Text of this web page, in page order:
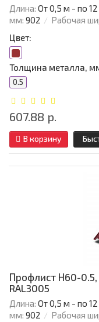
Длина: От 0,5 м - по
мм: 902 Рабочая
Цвет:
Толщина металла,
0.5
607.88 р.
В корзину
Профлист Н60-
RAL3005
Длина: От 0,5 м - по
мм: 902 Рабочая